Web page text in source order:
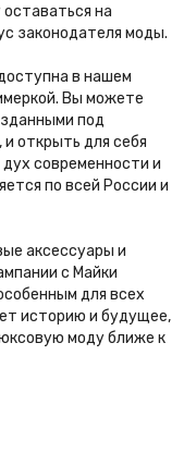
на
законодателя моды.
в нашем
Вы можете
под
открыть для себя
современности и
по всей России и
аксессуары и
с Майки
для всех
историю и будущее,
моду ближе к